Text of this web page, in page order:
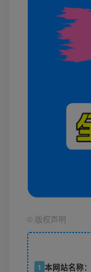
© 版权声明
1 本网站名称：